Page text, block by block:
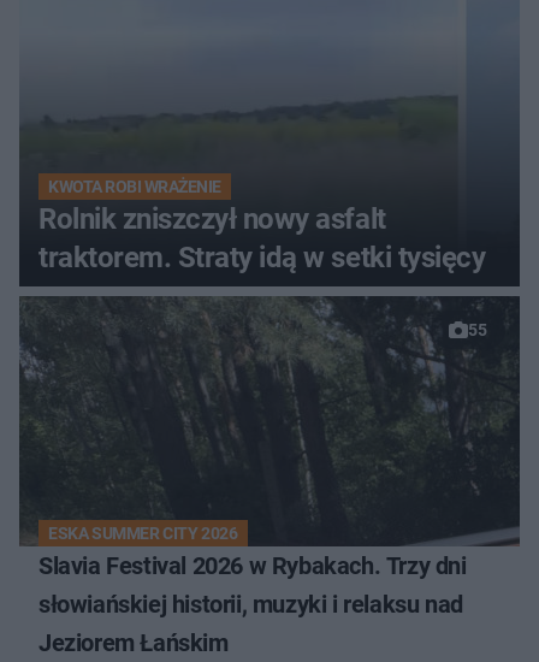
KWOTA ROBI WRAŻENIE
Rolnik zniszczył nowy asfalt
traktorem. Straty idą w setki tysięcy
55
ESKA SUMMER CITY 2026
Slavia Festival 2026 w Rybakach. Trzy dni
słowiańskiej historii, muzyki i relaksu nad
Jeziorem Łańskim